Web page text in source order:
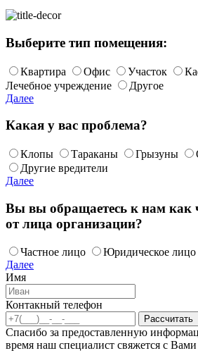
Выберите тип помещения:
Квартира Офис Участок
Лечебное учреждение
Другое
Далее
Какая у вас проблема?
Клопы Тараканы Грызуны
Другие вредители
Далее
Вы вы обращаетесь к нам как
от лица организации?
Частное лицо Юридическое лицо
Далее
Имя
Контакный телефон
Спасибо за предоставленную
время наш специалист свяжется с